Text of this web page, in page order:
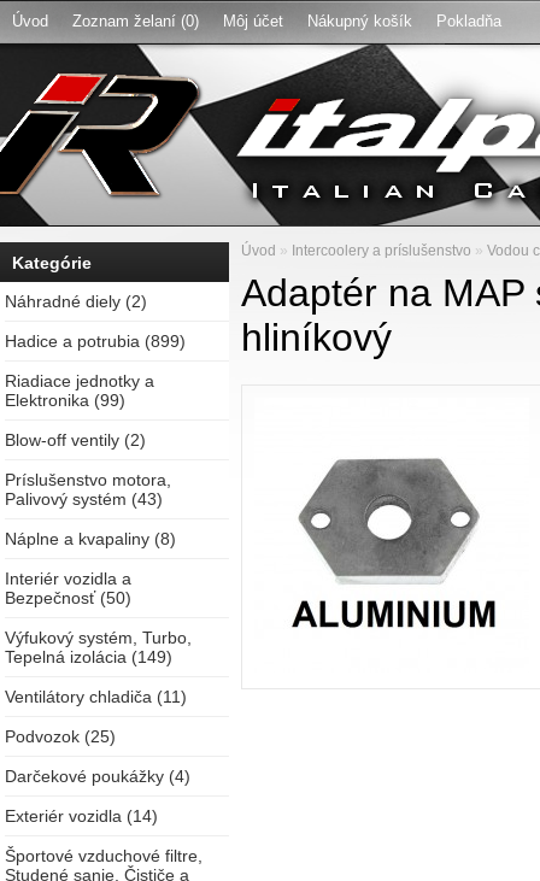
Úvod Zoznam želaní (0) Môj účet Nákupný košík Pokladňa
Kategórie
Náhradné diely (2)
Hadice a potrubia (899)
Riadiace jednotky a
Elektronika (99)
Blow-off ventily (2)
Príslušenstvo motora,
Palivový systém (43)
Náplne a kvapaliny (8)
Interiér vozidla a
Bezpečnosť (50)
Výfukový systém, Turbo,
Tepelná izolácia (149)
Ventilátory chladiča (11)
Podvozok (25)
Darčekové poukážky (4)
Exteriér vozidla (14)
Športové vzduchové filtre,
Studené sanie, Čističe a
Úvod » Intercoolery a príslušenstvo » Vodou
Adaptér na
hliníkový